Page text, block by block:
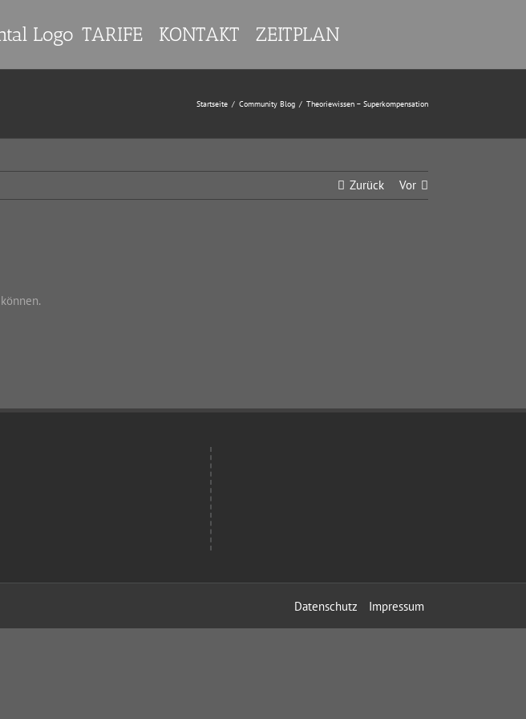
TARIFE KONTAKT ZEITPLAN
Startseite / Community Blog / Theoriewissen – Superkompensation
Zurück Vor
Datenschutz Impressum